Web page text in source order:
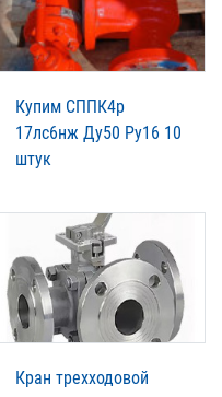
Купим СППК4р
17лс6нж Ду50 Ру16 10
штук
Кран трехходовой